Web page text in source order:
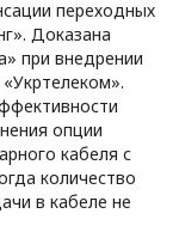
переходных
Доказана
при внедрении
опции
кабеля с
количество
в кабеле не